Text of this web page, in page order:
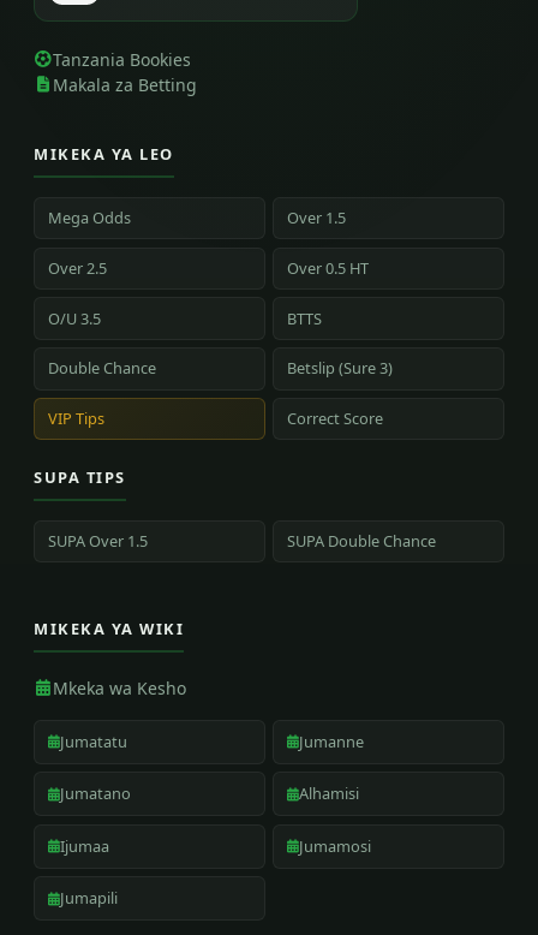
Tanzania Bookies
Makala za Betting
MIKEKA YA LEO
Mega Odds Over 1.5
Over 2.5 Over 0.5 HT
O/U 3.5 BTTS
Double Chance Betslip (Sure 3)
VIP Tips Correct Score
SUPA TIPS
SUPA Over 1.5 SUPA Double Chance
MIKEKA YA WIKI
Mkeka wa Kesho
Jumatatu Jumanne
Jumatano Alhamisi
Ijumaa Jumamosi
Jumapili